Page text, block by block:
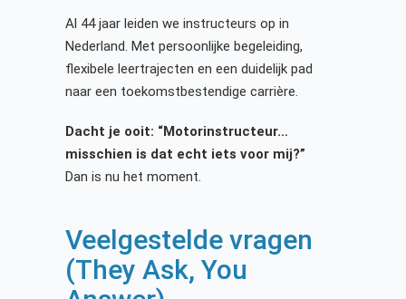
Al 44 jaar leiden we instructeurs op in
Nederland. Met persoonlijke begeleiding,
flexibele leertrajecten en een duidelijk pad
naar een toekomstbestendige carrière.
Dacht je ooit: “Motorinstructeur…
misschien is dat echt iets voor mij?”
Dan is nu het moment.
Veelgestelde vragen
(They Ask, You